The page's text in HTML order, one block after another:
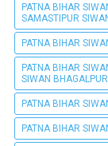
PATNA BIHAR
SAMASTIPUR
PATNA BIHAR
PATNA BIHAR
SIWAN BHAGALPUR
PATNA BIHAR
PATNA BIHAR